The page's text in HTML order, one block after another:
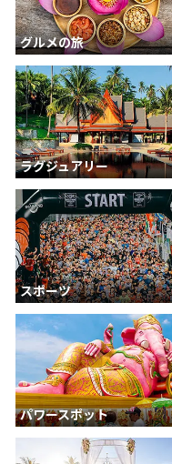
グルメの旅
ラグジュアリー
スポーツ
パワースポット